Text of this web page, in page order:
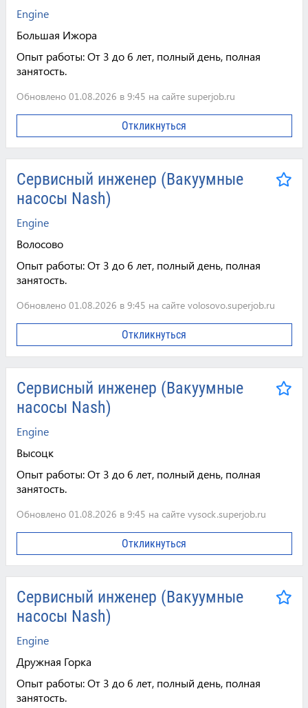
Engine
Большая Ижора
Опыт работы:От 3 до 6 лет, полный день, полная
занятость.
Обновлено 01.08.2026 в 9:45 на сайте superjob.ru
Откликнуться
Сервисный инженер (Вакуумные
насосы Nash)
Engine
Волосово
Опыт работы:От 3 до 6 лет, полный день, полная
занятость.
Обновлено 01.08.2026 в 9:45 на сайте volosovo.superjob.ru
Откликнуться
Сервисный инженер (Вакуумные
насосы Nash)
Engine
Высоцк
Опыт работы:От 3 до 6 лет, полный день, полная
занятость.
Обновлено 01.08.2026 в 9:45 на сайте vysock.superjob.ru
Откликнуться
Сервисный инженер (Вакуумные
насосы Nash)
Engine
Дружная Горка
Опыт работы:От 3 до 6 лет, полный день, полная
занятость.